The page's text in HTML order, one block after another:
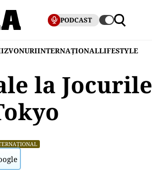
PODCAST
ZVONURIINTERNAȚIONALLIFESTYLE
la Jocurile